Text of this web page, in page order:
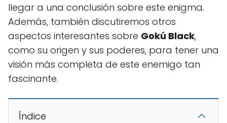
llegar a una conclusión sobre este enigma.
Además, también discutiremos otros
aspectos interesantes sobre Gokú Black,
como su origen y sus poderes, para tener una
visión más completa de este enemigo tan
fascinante.
Índice